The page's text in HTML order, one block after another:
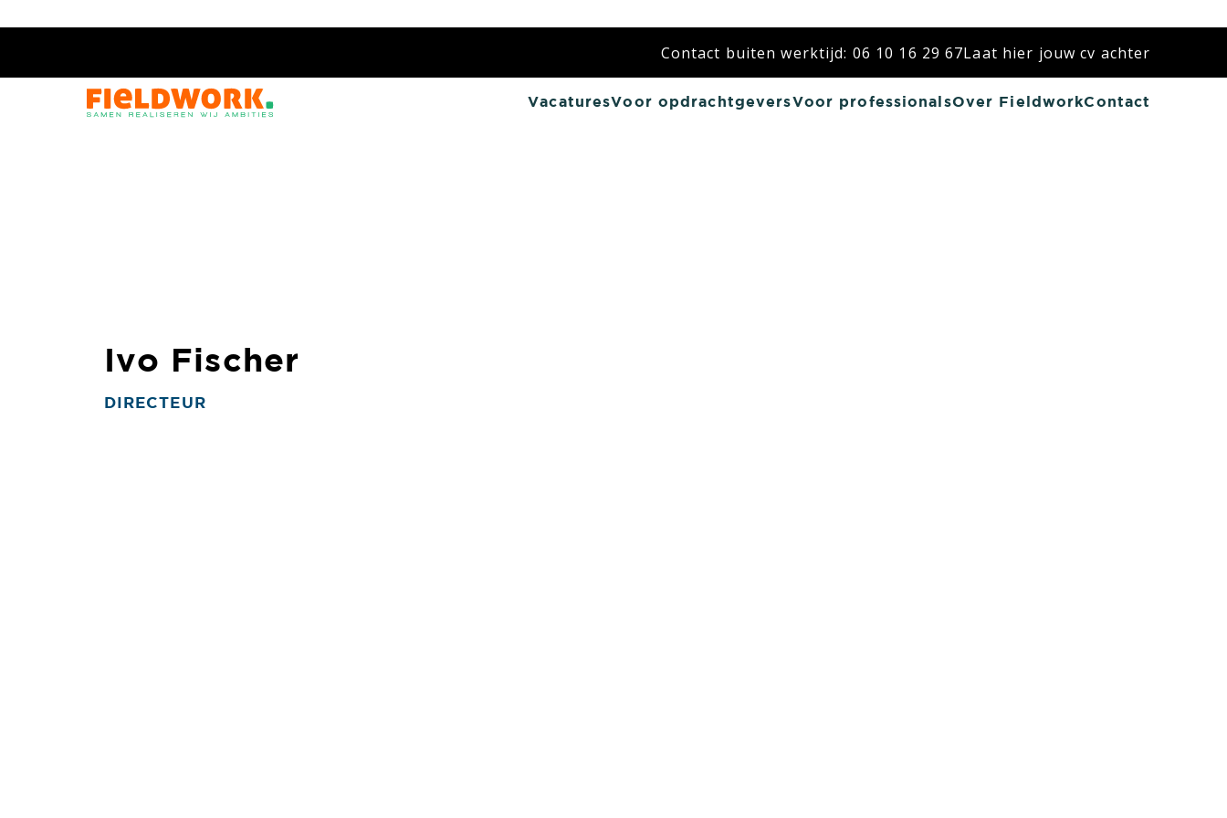
VacaturesVoor opdrachtgeversVoor professionalsOver FieldworkContact
Contact buiten werktijd: 06 10 16 29 67Laat hier jouw cv achter
Ivo Fischer
DIRECTEUR